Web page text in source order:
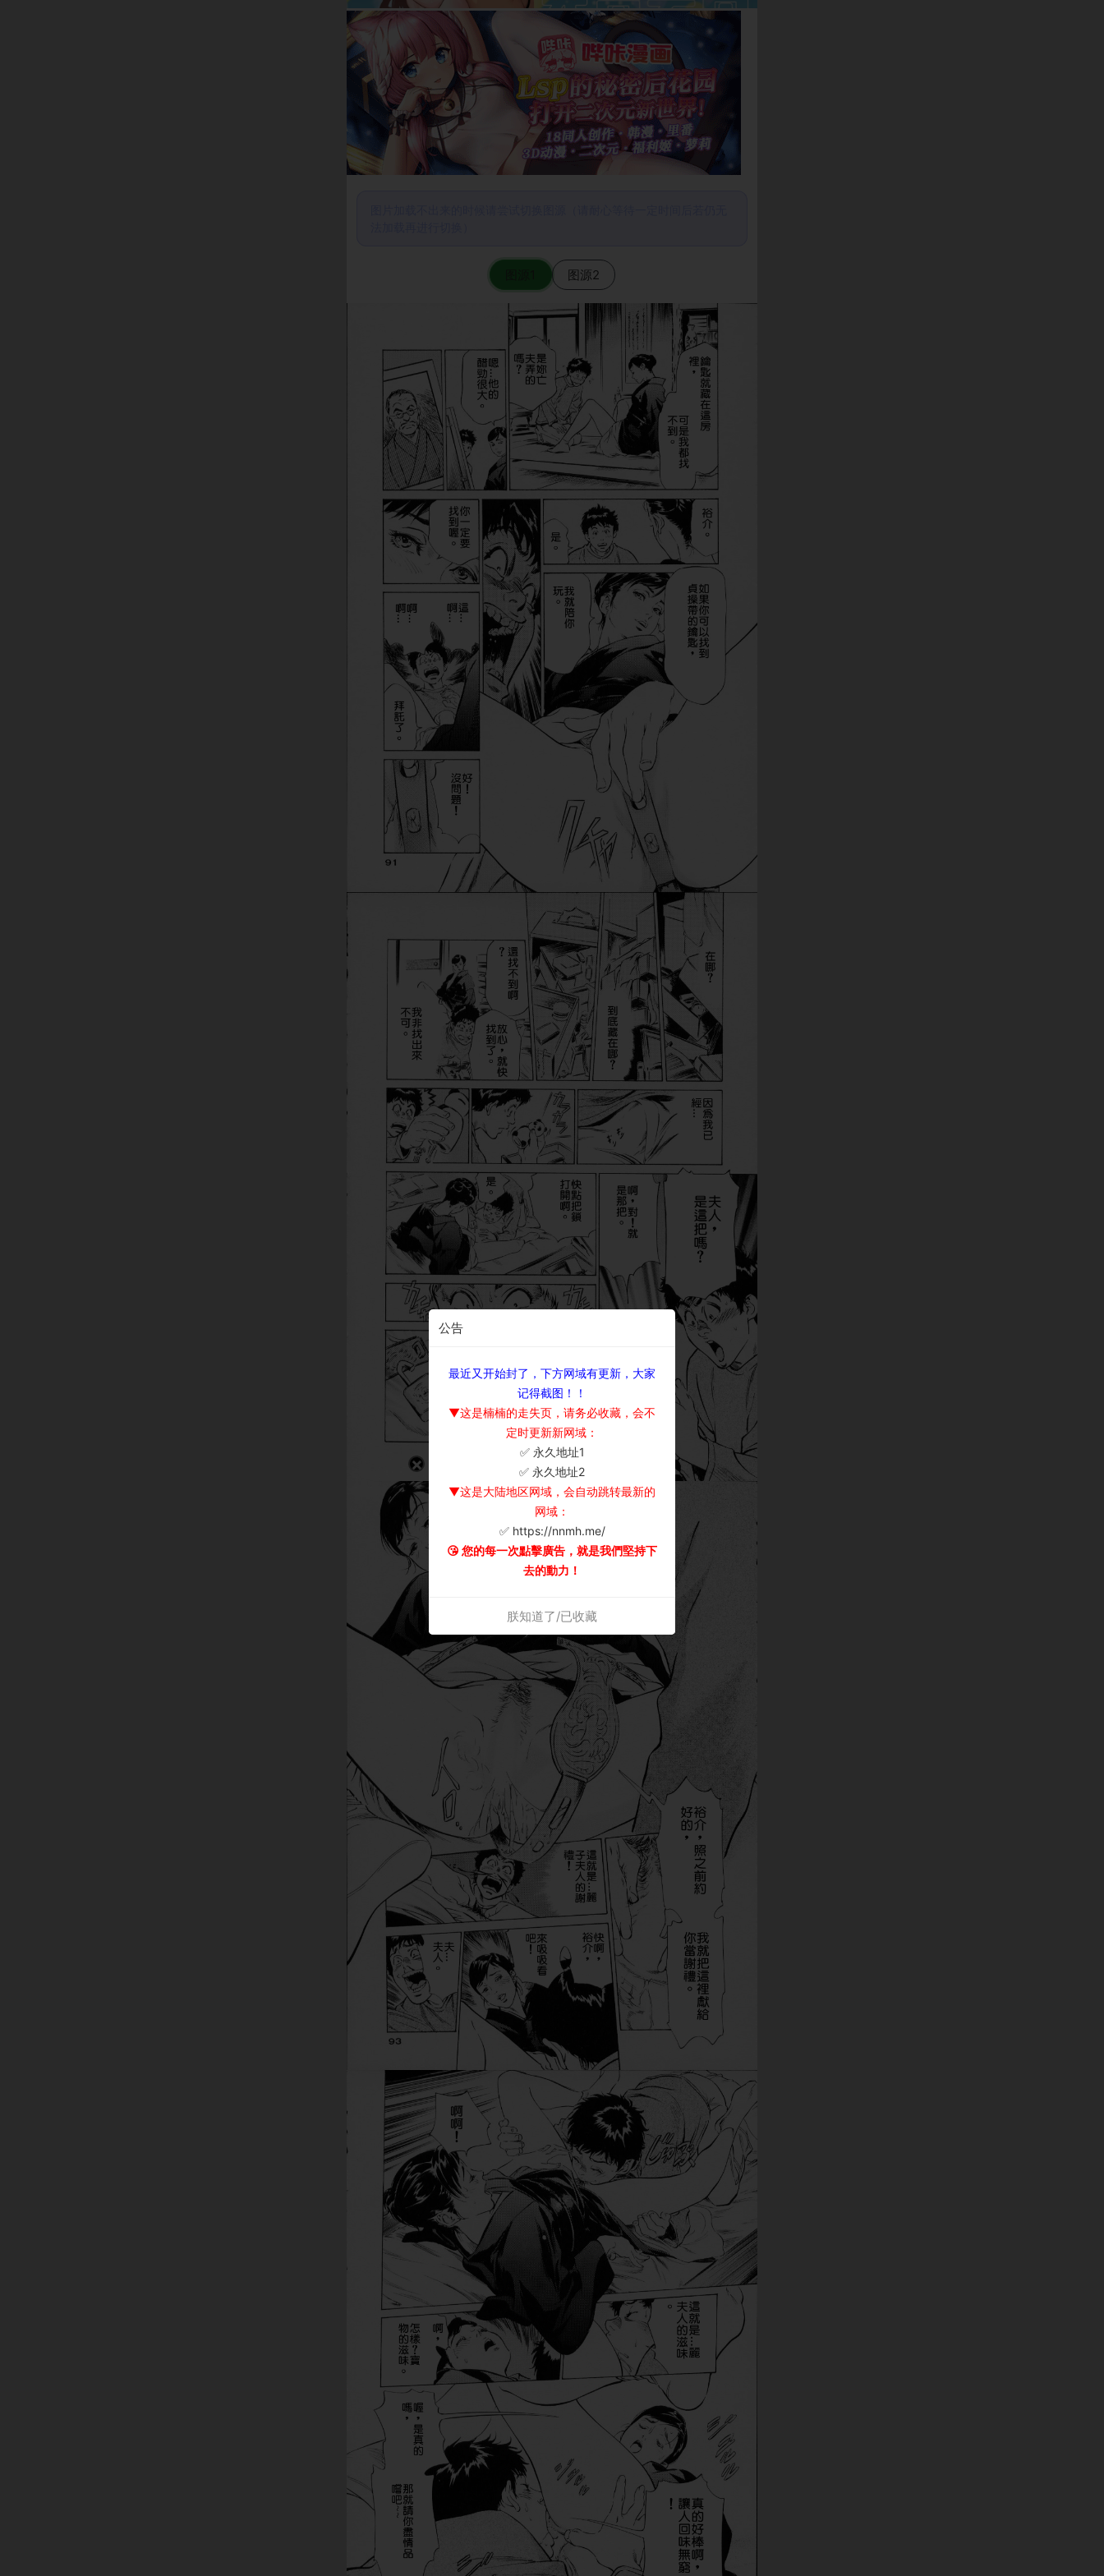
图源2
公告
最近又开始封了，下方网域有更新，大家
记得截图！！
▼这是楠楠的走失页，请务必收藏，会不
定时更新新网域：
✅ 永久地址1
✅ 永久地址2
▼这是大陆地区网域，会自动跳转最新的
网域：
✅ https://nnmh.me/
😘 您的每一次點擊廣告，就是我們堅持下
去的動力！
朕知道了/已收藏
×